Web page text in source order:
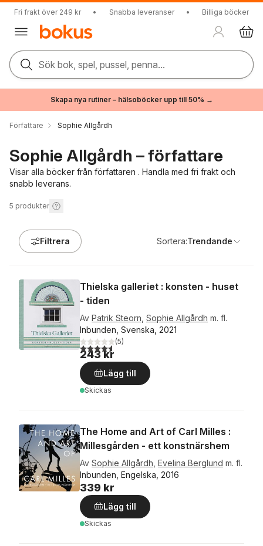
Fri frakt över 249 kr • Snabba leveranser • Billiga böcker
Sök bok, spel, pussel, penna...
Skapa nya rutiner – hälsoböcker upp till 50% →
Författare Sophie Allgårdh
Sophie Allgårdh – författare
Visar alla böcker från författaren . Handla med fri frakt och
snabb leverans.
5 produkter
Filtrera Sortera:Trendande
Thielska galleriet : konsten - huset
- tiden
Av Patrik Steorn Sophie Allgårdh m. fl.
Inbunden, Svenska, 2021
4,6utav 5 stjärnor. Totalt antal röster:
(5)
243 kr
Lägg till
Skickas
The Home and Art of Carl Milles :
Millesgården - ett konstnärshem
Av Sophie Allgårdh Evelina Berglund m. fl.
Inbunden, Engelska, 2016
339 kr
Lägg till
Skickas